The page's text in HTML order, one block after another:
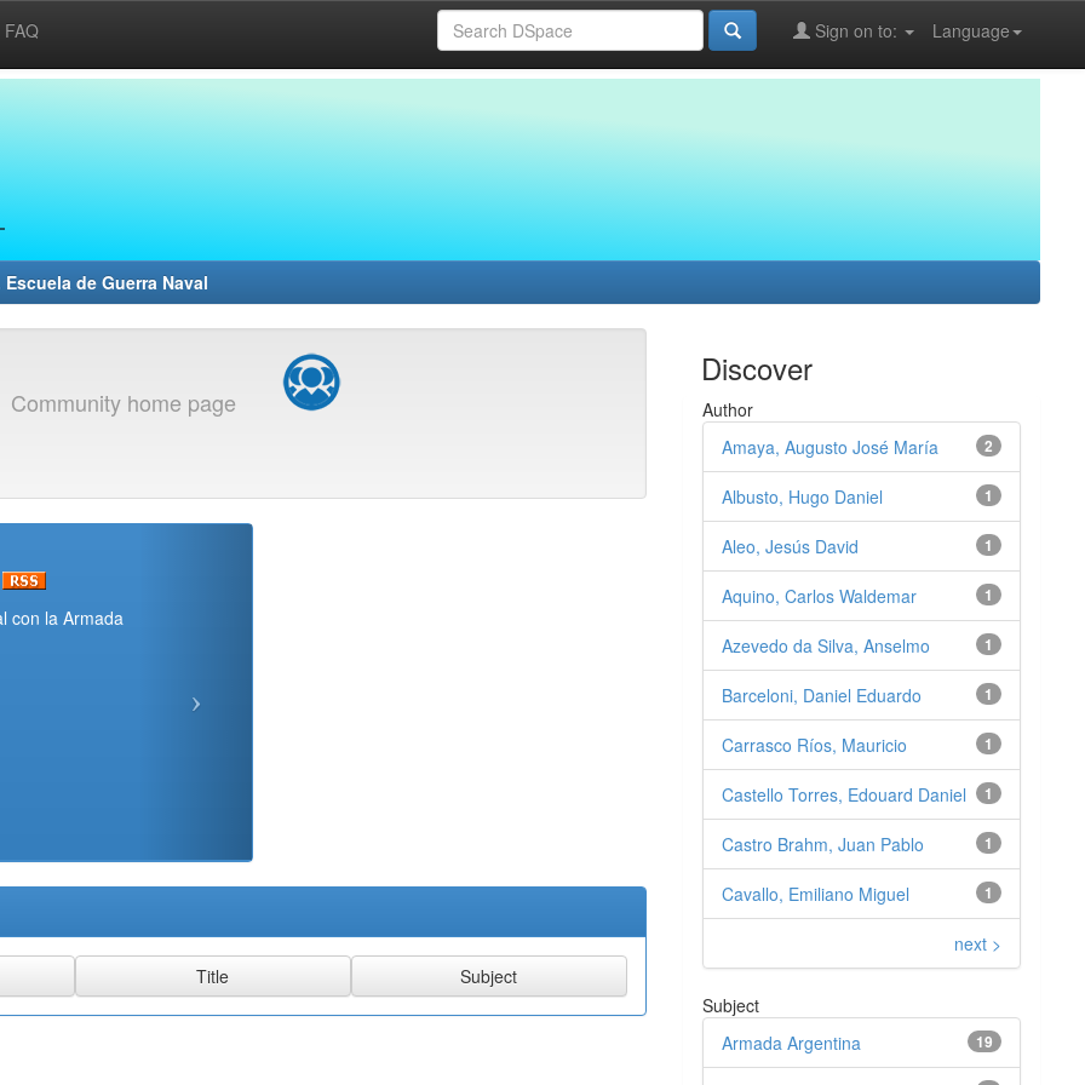
FAQ Language
Sign on to:
Escuela de Guerra Naval
Community home page
con la Armada
Discover
Author
2
Amaya, Augusto José María
1
Albusto, Hugo Daniel
1
Aleo, Jesús David
1
Aquino, Carlos Waldemar
1
Azevedo da Silva, Anselmo
1
Barceloni, Daniel Eduardo
1
Carrasco Ríos, Mauricio
1
Castello Torres, Edouard Daniel
1
Castro Brahm, Juan Pablo
1
Cavallo, Emiliano Miguel
next >
Subject
19
Armada Argentina